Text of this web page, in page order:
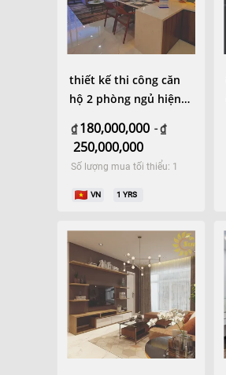
thiết kế thi công căn
hộ 2 phòng ngủ hiện
₫ 180,000,000 -₫
250,000,000
Số lượng mua tối thiểu: 1
VN 1 YRS